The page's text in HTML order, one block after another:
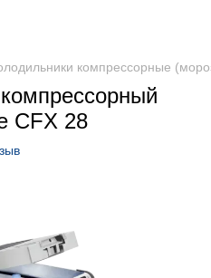
компрессорные
CFX 28